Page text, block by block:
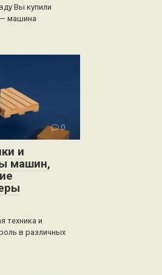
Вы купили
— машина
0
и
машин,
техника и
в различных